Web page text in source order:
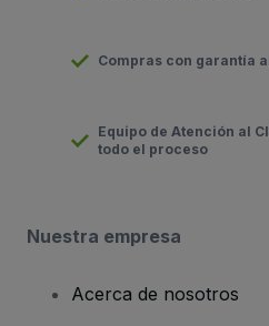
Compras con garantía
Equipo de Atención al
todo el proceso
Nuestra empresa
Acerca de nosotros